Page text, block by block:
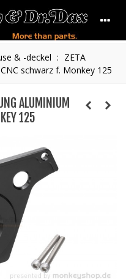
& -deckel : ZETA
schwarz f. Monkey 125
ALUMINIUM
125